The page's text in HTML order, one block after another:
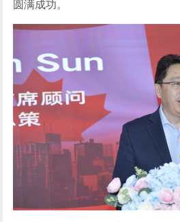
圆满成功。